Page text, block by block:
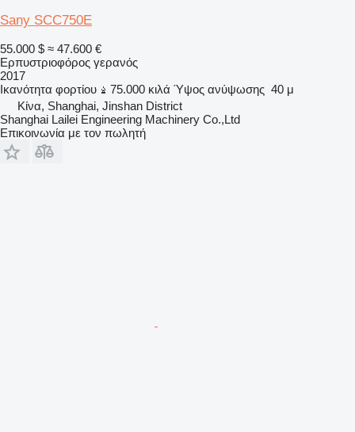
Sany SCC750E
55.000 $ ≈ 47.600 €
Ερπυστριοφόρος γερανός
2017
Ικανότητα φορτίου
75.000 κιλά Ύψος ανύψωσης 40 μ
Κίνα, Shanghai, Jinshan District
Shanghai Lailei Engineering Machinery Co.,Ltd
Επικοινωνία με τον πωλητή